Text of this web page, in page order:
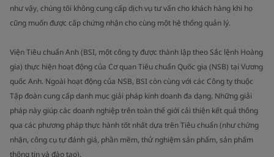
như vậy, chúng tôi không cung cấp dịch vụ tư vấn cho khách hàng khi họ
cũng muốn được cấp chứng nhận cho cùng một hệ thống quản lý.
Viện Tiêu chuẩn Anh (BSI, một công ty được thành lập theo Sắc lệnh Hoàng
gia) thực hiện hoạt động của Cơ quan Tiêu chuẩn Quốc gia (NSB) tại Vương
quốc Anh. Ngoài hoạt động của NSB, BSI còn cùng với các Công ty thuộc
Tập đoàn cung cấp danh mục giải pháp kinh doanh đa dạng. Những giải
pháp này giúp các doanh nghiệp trên toàn thế giới cải thiện kết quả thông
qua các phương pháp thực hành tốt nhất dựa trên Tiêu chuẩn (như chứng
nhận, công cụ tự đánh giá, phần mềm, thử nghiệm sản phẩm, sản phẩm
thông tin và đào tạo).